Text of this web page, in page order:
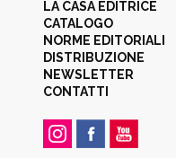
LA CASA EDITRICE
CATALOGO
NORME EDITORIALI
DISTRIBUZIONE
NEWSLETTER
CONTATTI